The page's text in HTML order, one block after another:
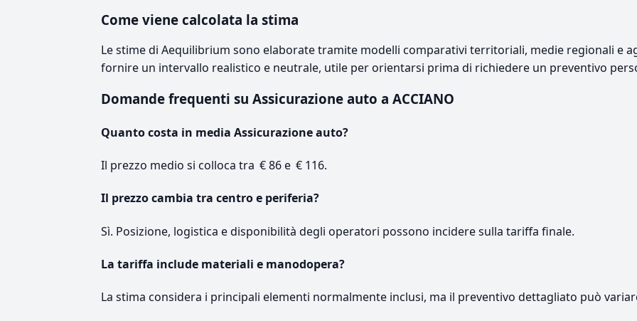
Come viene calcolata la stima
Le stime di Aequilibrium sono elaborate tramite modelli comparativi territoriali, medie regionali e
fornire un intervallo realistico e neutrale, utile per orientarsi prima di richiedere un preventivo
Domande frequenti su Assicurazione auto a ACCIANO
Quanto costa in media Assicurazione auto?
Il prezzo medio si colloca tra € 86 e € 116.
Il prezzo cambia tra centro e periferia?
Sì. Posizione, logistica e disponibilità degli operatori possono incidere sulla tariffa finale.
La tariffa include materiali e manodopera?
La stima considera i principali elementi normalmente inclusi, ma il preventivo dettagliato può